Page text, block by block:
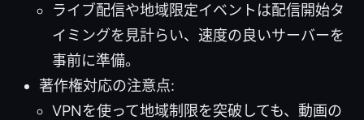
ライブ配信や地域限定イベントは配信開始タ
イミングを見計らい、速度の良いサーバーを
事前に準備。
著作権対応の注意点:
VPNを使って地域制限を突破しても、動画の